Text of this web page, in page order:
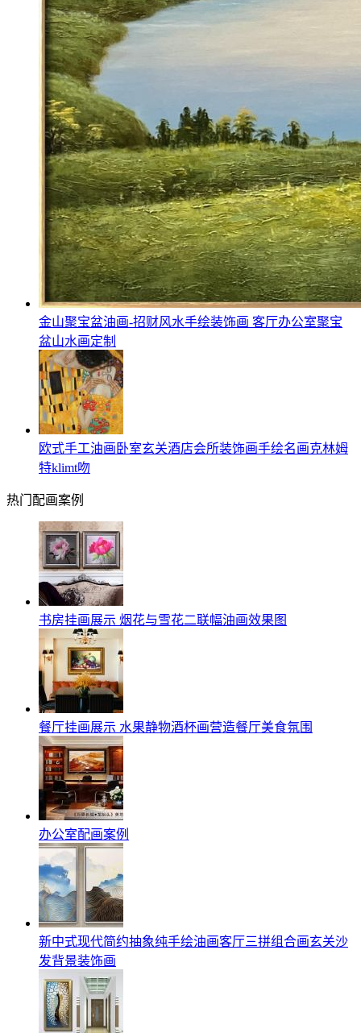
金山聚宝盆油画-招财风水手绘装饰画 客厅办公室聚宝
盆山水画定制
欧式手工油画卧室玄关酒店会所装饰画手绘名画克林姆
特klimt吻
热门配画案例
书房挂画展示 烟花与雪花二联幅油画效果图
餐厅挂画展示 水果静物酒杯画营造餐厅美食氛围
办公室配画案例
新中式现代简约抽象纯手绘油画客厅三拼组合画玄关沙
发背景装饰画